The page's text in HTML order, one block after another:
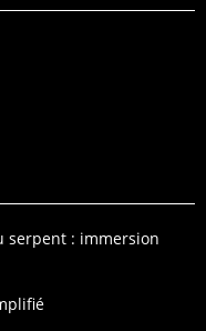
serpent : immersion